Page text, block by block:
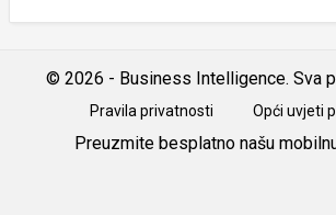
© 2026 - Business Intelligence. Sva
Pravila privatnosti Opći uvjeti
Preuzmite besplatno našu